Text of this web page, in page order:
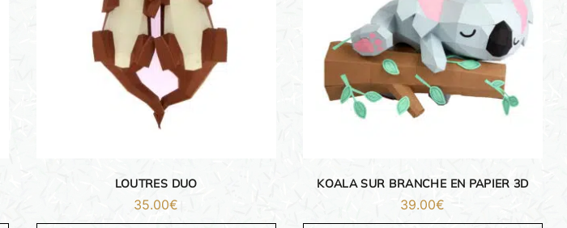
LOUTRES DUO
35.00€
KOALA SUR BRANCHE EN PAPIER 3D
39.00€